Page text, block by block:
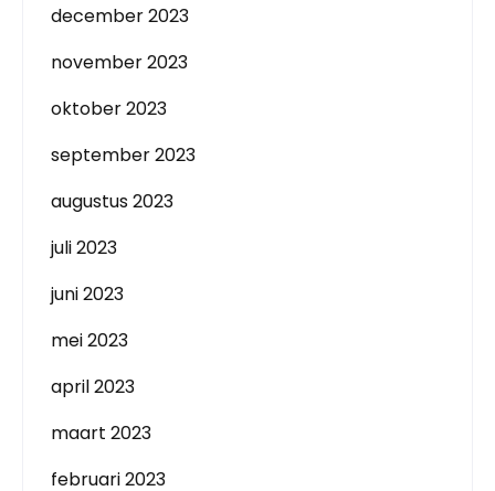
december 2023
november 2023
oktober 2023
september 2023
augustus 2023
juli 2023
juni 2023
mei 2023
april 2023
maart 2023
februari 2023